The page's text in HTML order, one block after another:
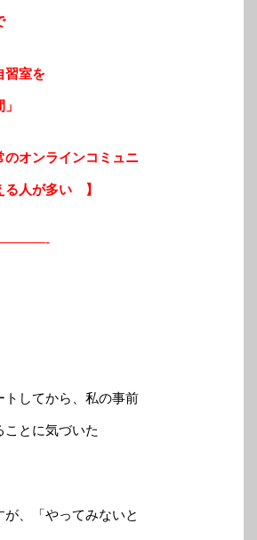
習室を
のオンラインコミュニ
る人が多い 】
トしてから、私の事前
とに気づいた
が、「やってみないと